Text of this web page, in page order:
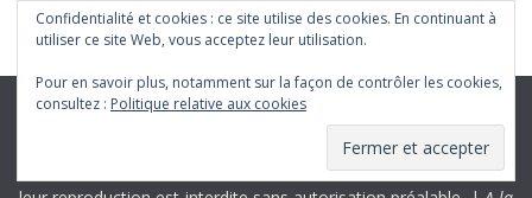
Tous les contenus, produits bénévolement par un cinéphile
A la rencontre du Septième Artet
Confidentialité et cookies : ce site utilise des cookies. En continuant à
utiliser ce site Web, vous acceptez leur utilisation.
Pour en savoir plus, notamment sur la façon de contrôler les cookies,
consultez : Politique relative aux cookies